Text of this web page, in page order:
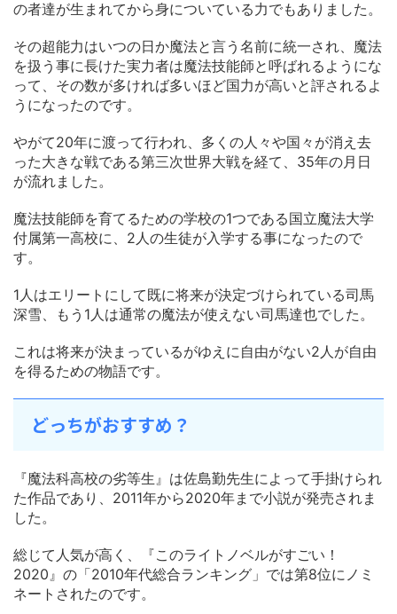
の者達が生まれてから身についている力でもありました。
その超能力はいつの日か魔法と言う名前に統一され、魔法
を扱う事に長けた実力者は魔法技能師と呼ばれるようにな
って、その数が多ければ多いほど国力が高いと評されるよ
うになったのです。
やがて20年に渡って行われ、多くの人々や国々が消え去
った大きな戦である第三次世界大戦を経て、35年の月日
が流れました。
魔法技能師を育てるための学校の1つである国立魔法大学
付属第一高校に、2人の生徒が入学する事になったので
す。
1人はエリートにして既に将来が決定づけられている司馬
深雪、もう1人は通常の魔法が使えない司馬達也でした。
これは将来が決まっているがゆえに自由がない2人が自由
を得るための物語です。
どっちがおすすめ？
『魔法科高校の劣等生』は佐島勤先生によって手掛けられ
た作品であり、2011年から2020年まで小説が発売されま
した。
総じて人気が高く、『このライトノベルがすごい！
2020』の「2010年代総合ランキング」では第8位にノミ
ネートされたのです。